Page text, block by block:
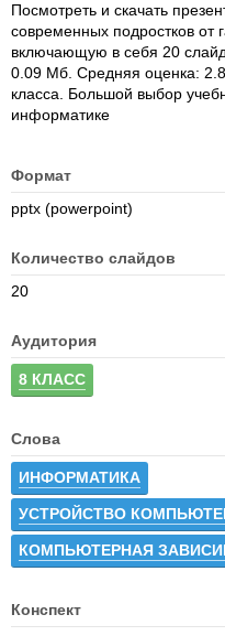
Посмотреть и скачать
современных подростков от
включающую в себя 20
0.09 Мб. Средняя оценка:
класса. Большой выбор
информатике
Формат
pptx (powerpoint)
Количество слайдов
20
Аудитория
8 КЛАСС
Слова
ИНФОРМАТИКА
УСТРОЙСТВО
КОМПЬЮТЕРНАЯ
Конспект